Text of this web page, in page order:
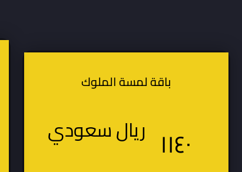
باقة لمسة الملوك
ريال سعودي ١١٤٠